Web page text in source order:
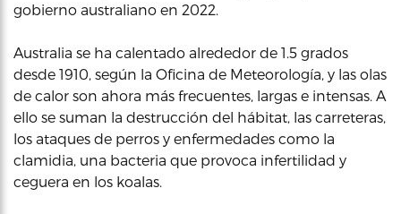
gobierno australiano en 2022.
Australia se ha calentado alrededor de 1.5 grados
desde 1910, según la Oficina de Meteorología, y las olas
de calor son ahora más frecuentes, largas e intensas. A
ello se suman la destrucción del hábitat, las carreteras,
los ataques de perros y enfermedades como la
clamidia, una bacteria que provoca infertilidad y
ceguera en los koalas.